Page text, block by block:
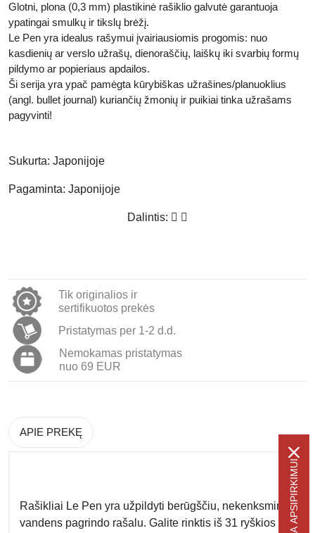
Glotni, plona (0,3 mm) plastikinė rašiklio galvutė garantuoja
ypatingai smulkų ir tikslų brėžį.
Le Pen yra idealus rašymui įvairiausiomis progomis: nuo
kasdienių ar verslo užrašų, dienoraščių, laiškų iki svarbių formų
pildymo ar popieriaus apdailos.
Ši serija yra ypač pamėgta kūrybiškas užrašines/planuoklius
(angl. bullet journal) kuriančių žmonių ir puikiai tinka užrašams
pagyvinti!
Sukurta: Japonijoje
Pagaminta: Japonijoje
Dalintis:
Tik originalios ir
sertifikuotos prekės
Pristatymas per 1-2 d.d.
Nemokamas pristatymas
nuo 69 EUR
APIE PREKĘ
Rašikliai Le Pen yra užpildyti berūgščiu, nekenksmingu
vandens pagrindo rašalu. Galite rinktis iš 31 ryškios